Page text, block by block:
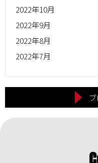
2022年10月
2022年9月
2022年8月
2022年7月